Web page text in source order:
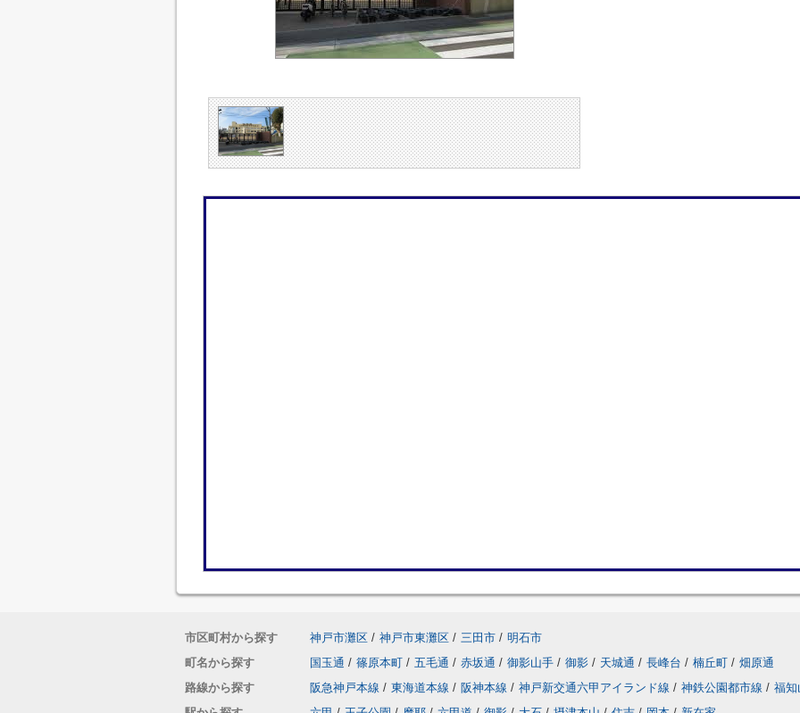
市区町村から探す 神戸市灘区 / 神戸市東灘区 / 三田市 / 明石市
町名から探す
国玉通 / 篠原本町 / 五毛通 / 赤坂通 / 御影山手 / 御影 / 天城通 / 長峰台 / 楠丘町 / 畑原通
路線から探す
阪急神戸本線 / 東海道本線 / 阪神本線 / 神戸新交通六甲アイランド線 / 神鉄公園都市線 / 福知